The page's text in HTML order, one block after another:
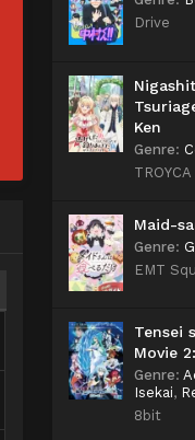
Drive
Ken
Genre:
TROYCA
Maid-
Genre:
EMT
Tensei
Movie
Genre:
Isekai,
8bit